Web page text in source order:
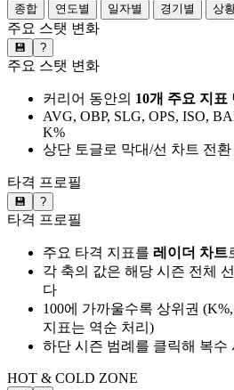
종합
연도별 일자별 경기별 상
주요 스탯 변화
💾 ?
주요 스탯 변화
커리어 동안의 10개 주요 지표
AVG, OBP, SLG, OPS, ISO,
K%
상단 토글로 막대/선 차트 전환
타격 프로필
💾 ?
타격 프로필
주요 타격 지표를 레이더 차트
각 축의 값은 해당 시즌 전체
다
100에 가까울수록 상위권
지표는 역순 처리)
하단 시즌 범례를 클릭해 복수
HOT & COLD ZONE